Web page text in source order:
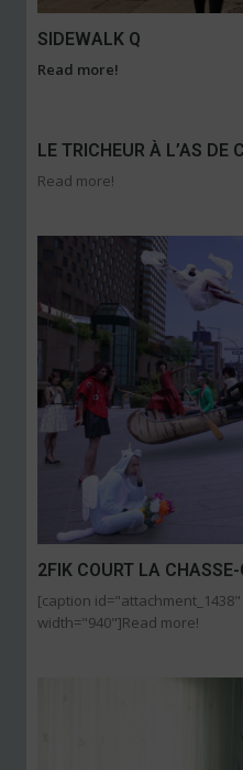
SIDEWALK Q
Read more!
LE TRICHEUR À L’AS DE
Read more!
2FIK COURT LA CHASSE-
[caption
width="940"]Read more!